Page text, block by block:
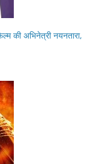
की अभिनेत्री नयनतारा,